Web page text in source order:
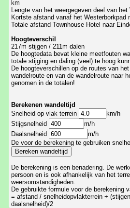
km
Lengte van het weergegeven deel van
Kortste afstand vanaf het Westerborkpad
Totale afstand Townhouse Hotel naar
Hoogteverschil
217m stijgen / 211m dalen
De hoogtedata bevat kleine meetfouten
totale stijging en daling (veel) te hoog
De hoogteverschillen op de routes van
wandelroute en van de wandelroute naar
genomen in de totalen!
Berekenen wandeltijd
Snelheid op vlak terrein
km/h
Stijgsnelheid
m/h
Daalsnelheid
m/h
De voor de berekening te gebruiken
De berekening is een benadering. De
persoon en is ook afhankelijk van het
weersomstandigheden.
De gebruikte formule voor de berekening
= afstand / snelheidopvlakterrein +
daalsnelheid)/2